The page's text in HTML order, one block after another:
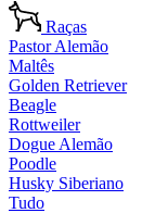
Raças
Pastor Alemão
Maltês
Golden Retriever
Beagle
Rottweiler
Dogue Alemão
Poodle
Husky Siberiano
Tudo